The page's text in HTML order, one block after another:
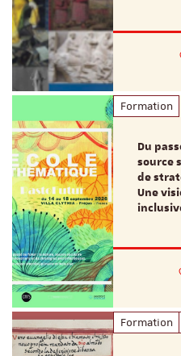
Formation
Du
source
de
Une
Formation